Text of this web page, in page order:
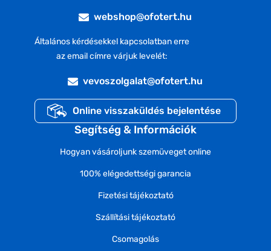
webshop@ofotert.hu
Általános kérdésekkel kapcsolatban erre
az email címre várjuk levelét:
vevoszolgalat@ofotert.hu
Online visszaküldés bejelentése
Segítség & Információk
Hogyan vásároljunk szemüveget online
100% elégedettségi garancia
Fizetési tájékoztató
Szállítási tájékoztató
Csomagolás